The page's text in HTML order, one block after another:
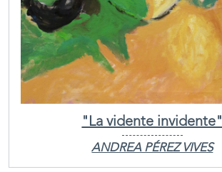
"La vidente invidente"
ANDREA PÉREZ VIVES